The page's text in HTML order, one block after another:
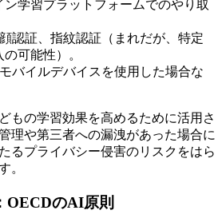
学習プラットフォームでのやり取
顔認証、指紋認証（まれだが、特定
可能性）。
モバイルデバイスを使用した場合な
もの学習効果を高めるために活用さ
理や第三者への漏洩があった場合に
るプライバシー侵害のリスクをはら
。
OECDのAI原則